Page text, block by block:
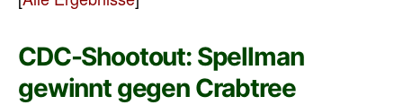
CDC-Shootout: Spellman
gewinnt gegen Crabtree